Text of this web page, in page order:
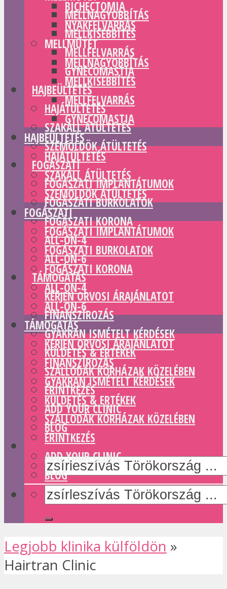
MELLNAGYOBBÍTÁS
MELLKISEBBÍTÉS
MELLFELVARRÁS
GYNECOMASTIA
HAJBEÜLTETÉS
HAJÁTÜLTETÉS
SZAKÁLL ÁTÜLTETÉS
SZEMÖLDÖK ÁTÜLTETÉS
FOGÁSZATI
FOGÁSZATI IMPLANTÁTUMOK
FOGÁSZATI BURKOLATOK
FOGÁSZATI KORONA
ALL-ON-4
ALL-ON-6
TÁMOGATÁS
KÉRJEN ORVOSI ÁRAJÁNLATOT
FINANSZÍROZÁS
GYAKRAN ISMÉTELT KÉRDÉSEK
KÜLDETÉS & ERTÉKEK
SZÁLLODÁK KÓRHÁZAK KÖZELÉBEN
ÉRINTKEZÉS
ADD YOUR CLINIC
BLOG
BICHECTOMIA
NYAKFELVARRÁS
MELLMŰTÉT
MELLNAGYOBBÍTÁS
MELLKISEBBÍTÉS
MELLFELVARRÁS
GYNECOMASTIA
HAJBEÜLTETÉS
HAJÁTÜLTETÉS
SZAKÁLL ÁTÜLTETÉS
SZEMÖLDÖK ÁTÜLTETÉS
FOGÁSZATI
FOGÁSZATI IMPLANTÁTUMOK
FOGÁSZATI BURKOLATOK
FOGÁSZATI KORONA
ALL-ON-4
ALL-ON-6
TÁMOGATÁS
KÉRJEN ORVOSI ÁRAJÁNLATOT
FINANSZÍROZÁS
GYAKRAN ISMÉTELT KÉRDÉSEK
KÜLDETÉS & ERTÉKEK
SZÁLLODÁK KÓRHÁZAK KÖZELÉBEN
ÉRINTKEZÉS
ADD YOUR CLINIC
BLOG
Legjobb klinika külföldön »
Hairtran Clinic